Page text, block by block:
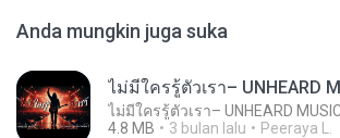
Anda mungkin juga suka
4.8 MB
3 bulan lalu Peeraya L.